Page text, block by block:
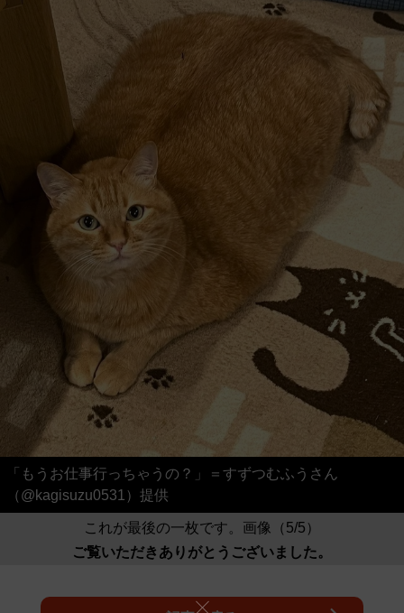
「もうお仕事行っちゃうの？」＝すずつむふうさん
（@kagisuzu0531）提供
これが最後の一枚です。画像（5/5）
ご覧いただきありがとうございました。